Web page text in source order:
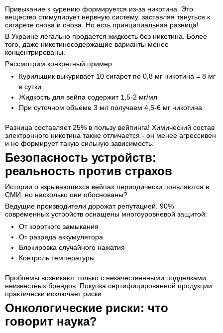
Привыкание к курению формируется из-за никотина. Это
вещество стимулирует нервную систему, заставляя тянуться к
сигарете снова и снова. Но есть принципиальная разница!
В Украине легально продается жидкость без никотина. Более
того, даже никотиносодержащие варианты менее
концентрированы.
Рассмотрим конкретный пример:
Курильщик выкуривает 10 сигарет по 0,8 мг никотина = 8 мг
в сутки
Жидкость для вейпа содержит 1,5-2 мг/мл
При суточном объеме 3 мл получаем 4,5-6 мг никотина
Разница составляет 25% в пользу вейпинга! Химический состав
электронного никотина также отличается - он менее агрессивен
и не формирует такую сильную зависимость.
Безопасность устройств:
реальность против страхов
Истории о взрывающихся вейпах периодически появляются в
СМИ, но насколько они обоснованы?
Ведущие производители дорожат репутацией. 90%
современных устройств оснащены многоуровневой защитой:
От короткого замыкания
От разряда аккумулятора
Блокировка случайного нажатия
Контроль температуры
Проблемы возникают только с некачественными подделками
неизвестных брендов. Покупка сертифицированной продукции
практически исключает риски.
Онкологические риски: что
говорит наука?